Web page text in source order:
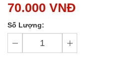
70.000 VNĐ
Số Lượng: